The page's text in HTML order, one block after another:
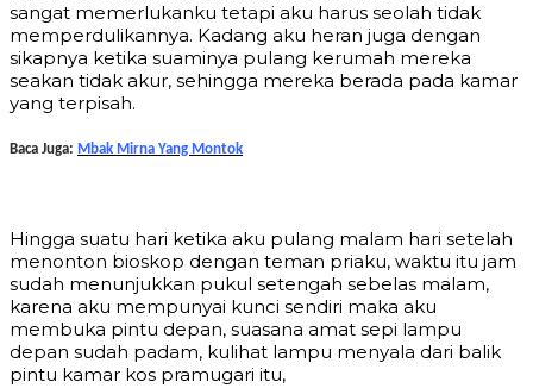
sangat memerlukanku tetapi aku harus seolah tidak
memperdulikannya. Kadang aku heran juga dengan
sikapnya ketika suaminya pulang kerumah mereka
seakan tidak akur, sehingga mereka berada pada kamar
yang terpisah.
Baca Juga: Mbak Mirna Yang Montok
Hingga suatu hari ketika aku pulang malam hari setelah
menonton bioskop dengan teman priaku, waktu itu jam
sudah menunjukkan pukul setengah sebelas malam,
karena aku mempunyai kunci sendiri maka aku
membuka pintu depan, suasana amat sepi lampu
depan sudah padam, kulihat lampu menyala dari balik
pintu kamar kos pramugari itu,